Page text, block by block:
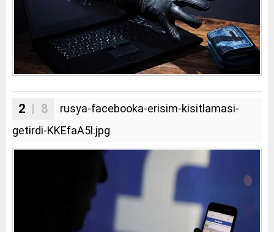
2 | 8
rusya-facebooka-erisim-kisitlamasi-
getirdi-KKEfaA5l.jpg